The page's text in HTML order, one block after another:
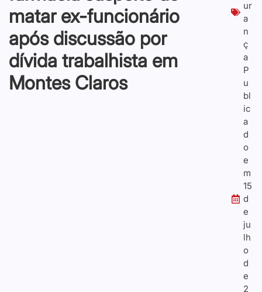
ur
a
n
ç
a
P
u
bl
ic
a
d
o
e
m
15
d
e
ju
lh
o
d
e
2
matar ex-funcionário
após discussão por
dívida trabalhista em
Montes Claros